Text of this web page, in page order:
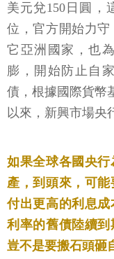
美元兌150日圓，
位，官方開始力
它亞洲國家，也
膨，開始防止自
債，根據國際貨幣
以來，新興市場央
如果全球各國央
產，到頭來，可
付出更高的利息
利率的舊債陸續
豈不是要搬石頭砸